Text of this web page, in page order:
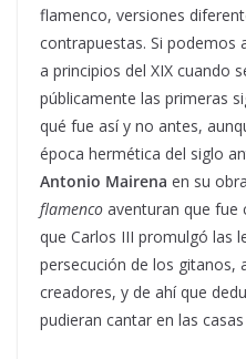
flamenco, versiones
contrapuestas. Si podemos
a principios del XIX cuando
públicamente las primeras
qué fue así y no antes,
época hermética del siglo
Antonio Mairena en su obra
flamenco aventuran que fue
que Carlos III promulgó las
persecución de los gitanos,
creadores, y de ahí que
pudieran cantar en las